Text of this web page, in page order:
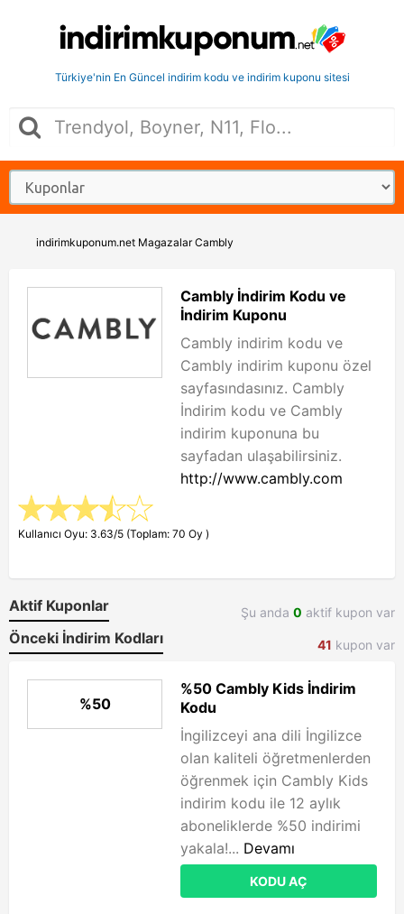
Türkiye'nin En Güncel indirim kodu ve indirim kuponu sitesi
indirimkuponum.net Magazalar Cambly
Cambly İndirim Kodu ve
İndirim Kuponu
Cambly indirim kodu ve
Cambly indirim kuponu özel
sayfasındasınız. Cambly
İndirim kodu ve Cambly
indirim kuponuna bu
sayfadan ulaşabilirsiniz.
http://www.cambly.com
Kullanıcı Oyu: 3.63/5 (Toplam: 70 Oy )
Aktif Kuponlar Şu anda 0 aktif kupon var
Önceki İndirim Kodları 41 kupon var
%50
%50 Cambly Kids İndirim
Kodu
İngilizceyi ana dili İngilizce
olan kaliteli öğretmenlerden
öğrenmek için Cambly Kids
indirim kodu ile 12 aylık
aboneliklerde %50 indirimi
yakala!... Devamı
KODU AÇ